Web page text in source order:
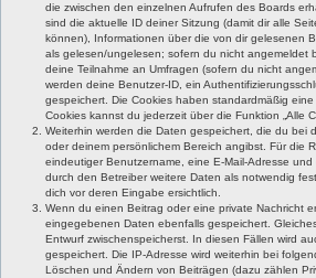
die zwischen den einzelnen Aufrufen des Boards
sind die aktuelle ID deiner Sitzung (damit dir alle
können), Informationen über die von dir gelesenen
als gelesen/ungelesen; sofern du nicht angemeldet
deine Teilnahme an Umfragen (sofern du nicht
werden deine Benutzer-ID, ein
gespeichert. Die Cookies haben standardmäßig
Cookies kannst du jederzeit über die Funktion „Alle
Weiterhin werden die Daten gespeichert, die du bei
oder deinem persönlichem Bereich angibst. Für die
eindeutiger Benutzername, eine E-Mail-Adresse
durch den Betreiber weitere Daten als notwendig
dich vor deren Eingabe ersichtlich.
Wenn du einen Beitrag oder eine private Nachricht
eingegebenen Daten ebenfalls gespeichert.
Entwurf zwischenspeicherst. In diesen Fällen wird
gespeichert. Die IP-Adresse wird weiterhin bei
Löschen und Ändern von Beiträgen (dazu zählen